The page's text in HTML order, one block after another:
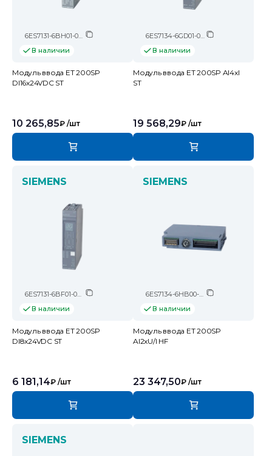
В наличии
Модуль ввода ET 200SP
DI16x24VDC ST
10 265,85₽ /шт
В наличии
Модуль ввода ET 200SP AI4xI
ST
19 568,29₽ /шт
SIEMENS
В наличии
Модуль ввода ET 200SP
DI8x24VDC ST
6 181,14₽ /шт
SIEMENS
В наличии
Модуль ввода ET 200SP
AI2xU/I HF
23 347,50₽ /шт
SIEMENS